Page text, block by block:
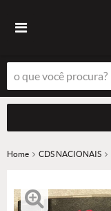
Home CDS NACIONAIS